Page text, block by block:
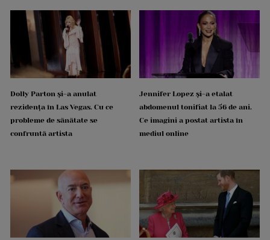
Dolly Parton și-a anulat
rezidența în Las Vegas. Cu ce
probleme de sănătate se
confruntă artista
Jennifer Lopez și-a etalat
abdomenul tonifiat la 56 de ani.
Ce imagini a postat artista în
mediul online